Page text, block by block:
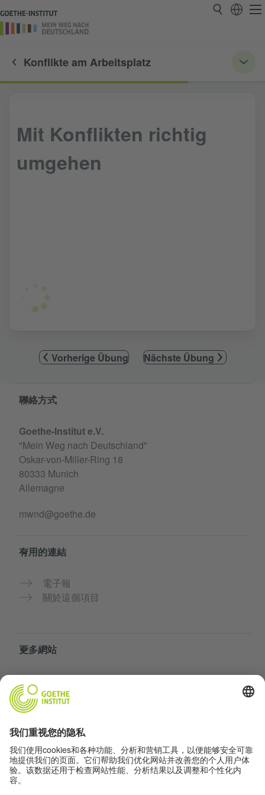
Konflikte am Arbeitsplatz
Mit Konflikten richtig
umgehen
Vorherige Übung Nächste Übung
Information and services
聯絡方式
Goethe-Institut e.V.
"Mein Weg nach Deutschland"
Oskar-von-Miller-Ring 18
80333 Munich
Allemagne
mwnd@goethe.de
有用的連結
電子報
關於這個項目
更多網站
免費練習德語
歌德學院的德語課程
隱私與無障礙